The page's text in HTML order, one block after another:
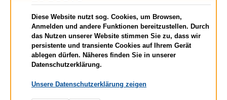
Diese Website nutzt sog. Cookies, um Browsen,
Anmelden und andere Funktionen bereitzustellen. Durch
das Nutzen unserer Website stimmen Sie zu, dass wir
persistente und transiente Cookies auf Ihrem Gerät
ablegen dürfen. Näheres finden Sie in unserer
Datenschutzerklärung.
Unsere Datenschutzerklärung zeigen